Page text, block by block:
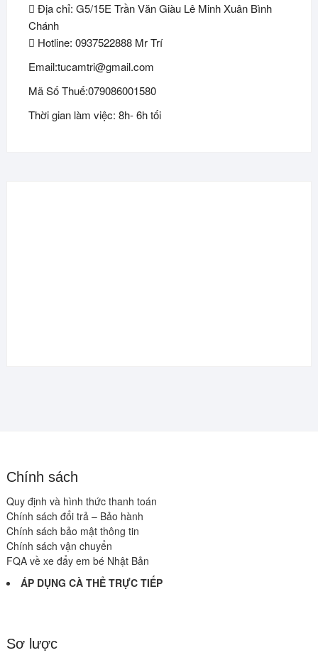
Địa chỉ: G5/15E Trần Văn Giàu Lê Minh Xuân Bình
Chánh
Hotline: 0937522888 Mr Trí
Email:tucamtri@gmail.com
Mã Số Thuế:079086001580
Thời gian làm việc: 8h- 6h tối
Chính sách
Quy định và hình thức thanh toán
Chính sách đổi trả – Bảo hành
Chính sách bảo mật thông tin
Chính sách vận chuyển
FQA về xe đẩy em bé Nhật Bản
ÁP DỤNG CÀ THẺ TRỰC TIẾP
Sơ lược